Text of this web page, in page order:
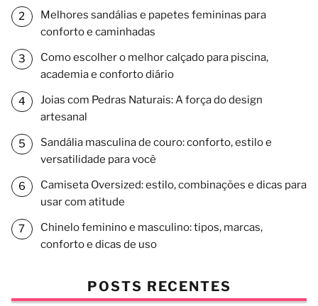
Melhores sandálias e papetes femininas para
conforto e caminhadas
Como escolher o melhor calçado para piscina,
academia e conforto diário
Joias com Pedras Naturais: A força do design
artesanal
Sandália masculina de couro: conforto, estilo e
versatilidade para você
Camiseta Oversized: estilo, combinações e dicas para
usar com atitude
Chinelo feminino e masculino: tipos, marcas,
conforto e dicas de uso
POSTS RECENTES